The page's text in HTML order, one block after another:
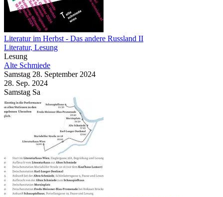
Literatur im Herbst - Das andere Russland II
Literatur, Lesung
Lesung
Alte Schmiede
Samstag 28. September 2024
28. Sep. 2024
Samstag Sa